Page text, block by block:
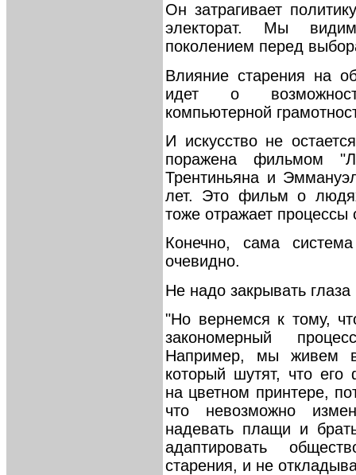
Он затрагивает
электорат. Мы
поколением перед
Влияние старения на
идет о
компьютерной
И искусство не
поражена фильмом
Трентиньяна и
лет. Это фильм о
тоже отражает
Конечно, сама
очевидно.
Не надо закрывать
"Но вернемся к тому,
закономерный
Например, мы живем в
который шутят, что его
на цветном принтере,
что невозможно
надевать плащи и
адаптировать
старения, и не